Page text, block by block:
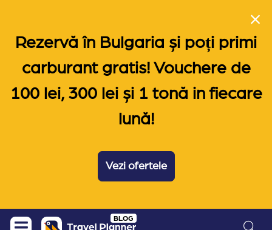
Rezervă în Bulgaria și poți primi
carburant gratis! Vouchere de
100 lei, 300 lei și 1 tonă in fiecare
lună!
Vezi ofertele
Skip
BLOG